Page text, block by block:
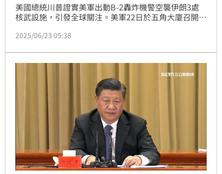
美國總統川普證實美軍出動B-2轟炸機警空襲伊朗3處
核武設施，引發全球關注。美軍22日於五角大廈召開記
架B-2轟炸機主導，共動用超過125架軍機，且也首次
Penetrator），整個過程伊朗毫無所覺。資深媒體人黃
暐瀚就分析，直言「遠在天邊的戰爭，其實與台海息息
2025/06/23 05:38